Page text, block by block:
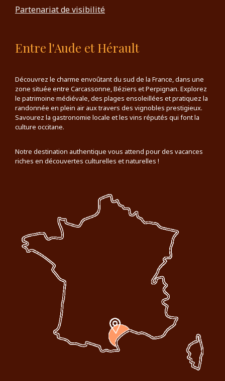
Partenariat de visibilité
Entre l'Aude et Hérault
Découvrez le charme envoûtant du sud de la France, dans une
zone située entre Carcassonne, Béziers et Perpignan. Explorez
le patrimoine médiévale, des plages ensoleillées et pratiquez la
randonnée en plein air aux travers des vignobles prestigieux.
Savourez la gastronomie locale et les vins réputés qui font la
culture occitane.
Notre destination authentique vous attend pour des vacances
riches en découvertes culturelles et naturelles !